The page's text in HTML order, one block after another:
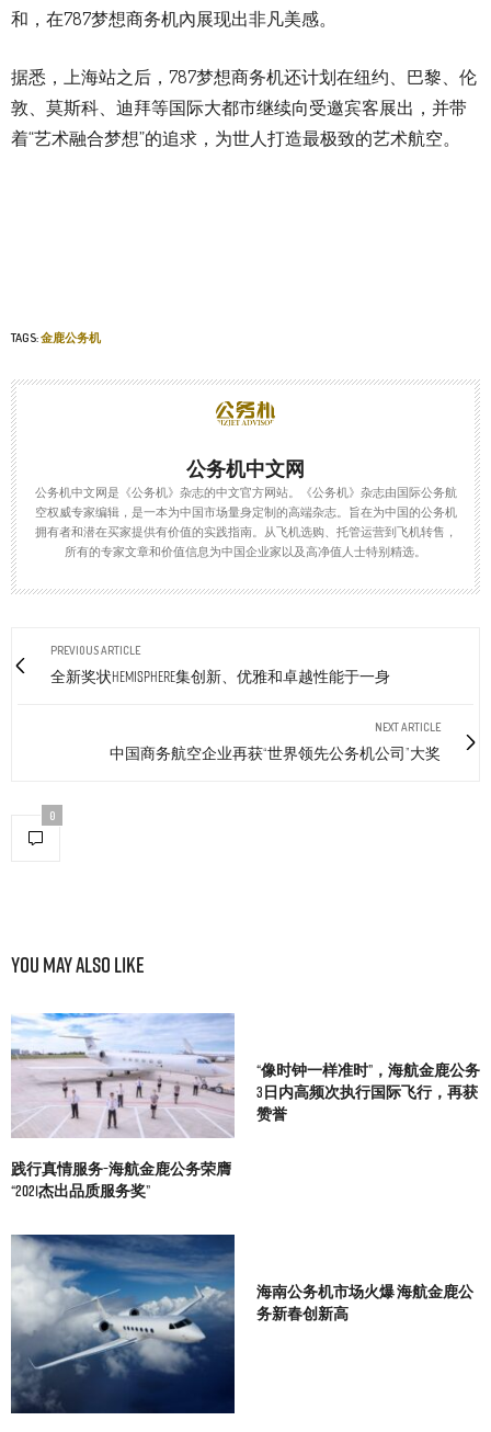
和，在787梦想商务机內展现出非凡美感。
据悉，上海站之后，787梦想商务机还计划在纽约、巴黎、伦
敦、莫斯科、迪拜等国际大都市继续向受邀宾客展出，并带
着“艺术融合梦想”的追求，为世人打造最极致的艺术航空。
TAGS:金鹿公务机
公务机中文网
公务机中文网是《公务机》杂志的中文官方网站。《公务机》杂志由国际公务航
空权威专家编辑，是一本为中国市场量身定制的高端杂志。旨在为中国的公务机
拥有者和潜在买家提供有价值的实践指南。从飞机选购、托管运营到飞机转售，
所有的专家文章和价值信息为中国企业家以及高净值人士特别精选。
PREVIOUS ARTICLE
全新奖状Hemisphere集创新、优雅和卓越性能于一身
NEXT ARTICLE
中国商务航空企业再获“世界领先公务机公司”大奖
0
You May Also Like
践行真情服务–海航金鹿公务荣膺
“2021杰出品质服务奖”
“像时钟一样准时”，海航金鹿公务
3日内高频次执行国际飞行，再获
赞誉
海南公务机市场火爆 海航金鹿公
务新春创新高